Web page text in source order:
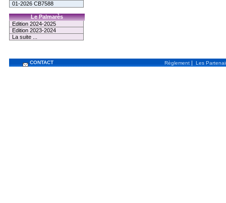
01-2026 CB7588
Le Palmarès
Edition 2024-2025
Edition 2023-2024
La suite ...
CONTACT Règlement | Les